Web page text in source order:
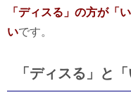
「ディスる」の方が「
いです。
「ディスる」と